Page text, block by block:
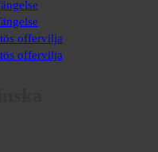
offervilja
offervilja